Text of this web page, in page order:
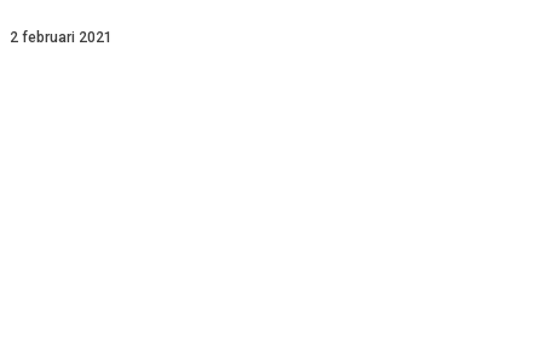
2 februari 2021